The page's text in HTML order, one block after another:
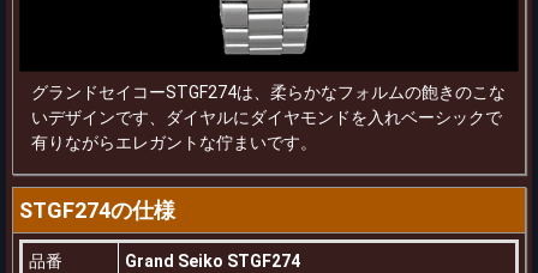
グランドセイコーSTGF274は、柔らかなフォルムの飽きのこな
いデザインです、ダイヤルにダイヤモンドを入れベーシックで
有りながらエレガントな佇まいです。
STGF274の仕様
品番
Grand Seiko STGF274